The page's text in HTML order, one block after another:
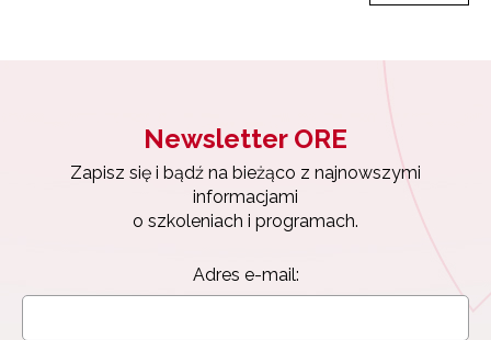
Newsletter ORE
Zapisz się i bądź na bieżąco z najnowszymi
informacjami
o szkoleniach i programach.
Adres e-mail: